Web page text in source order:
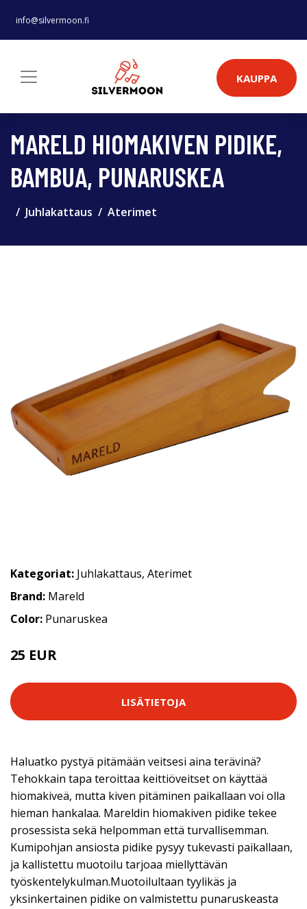
info@silvermoon.fi
KAUPPA
MARELD HIOMAKIVEN PIDIKE,
BAMBUA, PUNARUSKEA
Juhlakattaus Aterimet
Kategoriat: Juhlakattaus, Aterimet
Brand: Mareld
Color: Punaruskea
25 EUR
LISÄTIETOJA
Haluatko pystyä pitämään veitsesi aina terävinä?
Tehokkain tapa teroittaa keittiöveitset on käyttää
hiomakiveä, mutta kiven pitäminen paikallaan voi olla
hieman hankalaa. Mareldin hiomakiven pidike tekee
prosessista sekä helpomman että turvallisemman.
Kumipohjan ansiosta pidike pysyy tukevasti paikallaan,
ja kallistettu muotoilu tarjoaa miellyttävän
työskentelykulman.Muotoilultaan tyylikäs ja
yksinkertainen pidike on valmistettu punaruskeasta